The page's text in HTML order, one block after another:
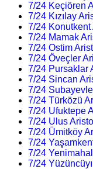
7/24 Keçiören
7/24 Kızılay
7/24
7/24 Mamak
7/24 Ostim
7/24 Öveçler
7/24 Pursaklar
7/24 Sincan
7/24
7/24 Türközü
7/24 Ufuktepe
7/24 Ulus
7/24 Ümitköy
7/24
7/24
7/24